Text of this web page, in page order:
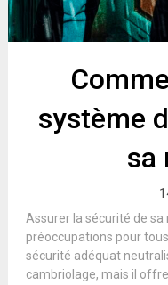
système
sa
Assurer la sécurité de sa
préoccupations pour
sécurité adéquat
cambriolage, mais il